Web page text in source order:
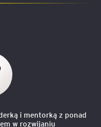
i mentorką z ponad
w rozwijaniu